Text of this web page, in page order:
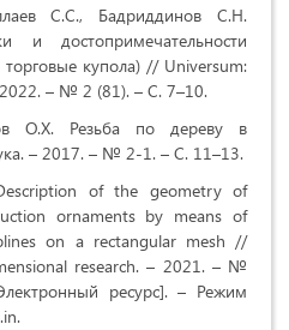
С.С., Бадриддинов С.Н.
и достопримечательности
купола) // Universum:
– № 2 (81). – С. 7–10.
О.Х. Резьба по дереву в
– 2017. – № 2-1. – С. 11–13.
of the geometry of
ornaments by means of
on a rectangular mesh //
research. – 2021. – №
ресурс]. – Режим